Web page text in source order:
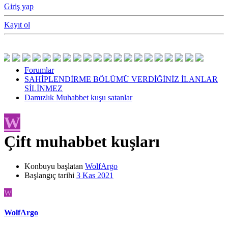
Giriş yap
Kayıt ol
Forumlar
SAHİPLENDİRME BÖLÜMÜ VERDİĞİNİZ İLANLAR
SİLİNMEZ
Damızlık Muhabbet kuşu satanlar
W
Çift muhabbet kuşları
Konbuyu başlatan WolfArgo
Başlangıç tarihi 3 Kas 2021
W
WolfArgo